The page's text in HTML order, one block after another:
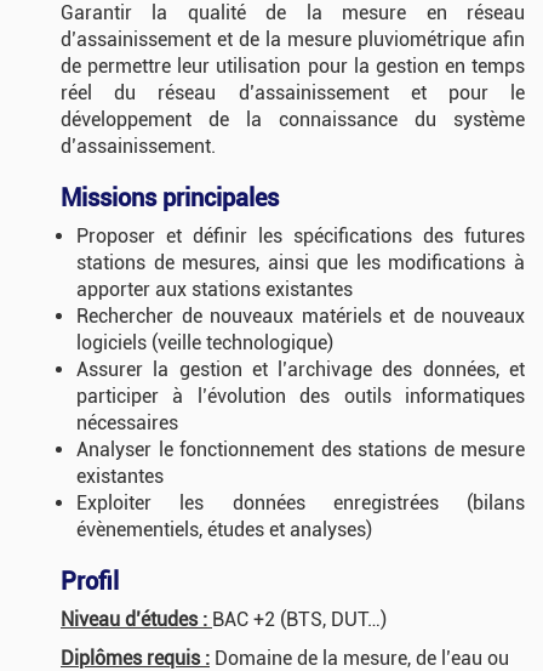
Garantir la qualité de la mesure en réseau
d’assainissement et de la mesure pluviométrique afin
de permettre leur utilisation pour la gestion en temps
réel du réseau d’assainissement et pour le
développement de la connaissance du système
d’assainissement.
Missions principales
Proposer et définir les spécifications des futures
stations de mesures, ainsi que les modifications à
apporter aux stations existantes
Rechercher de nouveaux matériels et de nouveaux
logiciels (veille technologique)
Assurer la gestion et l’archivage des données, et
participer à l’évolution des outils informatiques
nécessaires
Analyser le fonctionnement des stations de mesure
existantes
Exploiter les données enregistrées (bilans
évènementiels, études et analyses)
Profil
Niveau d’études : BAC +2 (BTS, DUT…)
Diplômes requis : Domaine de la mesure, de l’eau ou